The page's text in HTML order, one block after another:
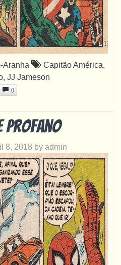
Aranha Capitão América,
, JJ Jameson
0
profano
8, 2018 by admin